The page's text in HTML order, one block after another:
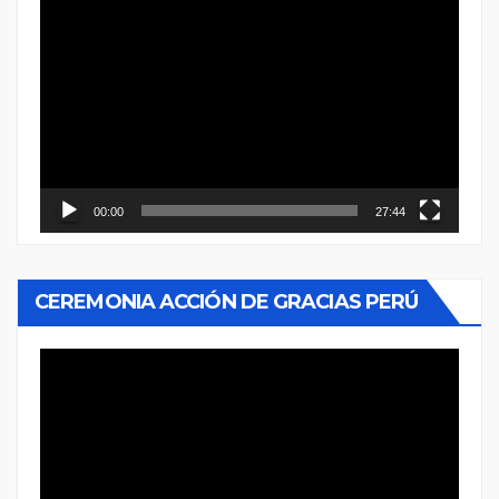
00:00 27:44
CEREMONIA ACCIÓN DE GRACIAS PERÚ